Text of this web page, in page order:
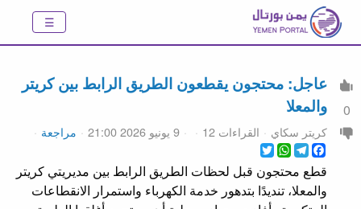
0
عاجل: محتجون يقطعون الطريق الرابط بين كريتر
والمعلا
كريتر سكاي القراءات 12 9 يونيو 2026 21:00
مراجعة
Twitter
WhatsApp
Telegram
Facebook
قطع محتجون قبل لحظات الطريق الرابط بين مديريتي كريتر
والمعلا، تنديدًا بتدهور خدمة الكهرباء واستمرار الانقطاعات